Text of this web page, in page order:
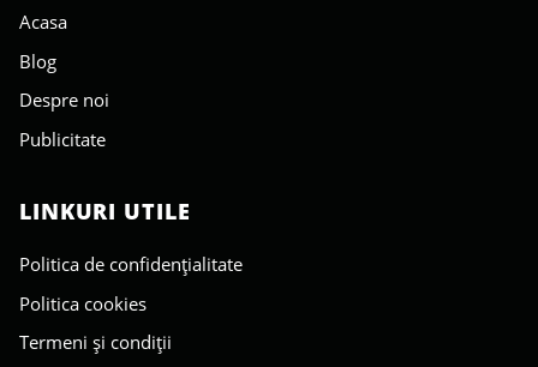
Acasa
Blog
Despre noi
Publicitate
LINKURI UTILE
Politica de confidențialitate
Politica cookies
Termeni și condiții